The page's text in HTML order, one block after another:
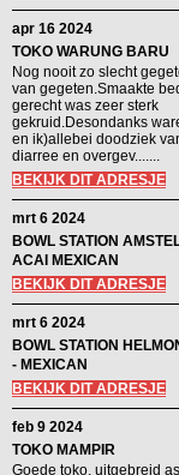
apr 16 2024
TOKO WARUNG BARU
Nog nooit zo slecht
van gegeten.Smaakte
gerecht was zeer sterk
gekruid.Desondanks
en ik)allebei doodziek
diarree en overgev.......
BEKIJK DIT ADRESJE
mrt 6 2024
BOWL STATION
ACAI MEXICAN
BEKIJK DIT ADRESJE
mrt 6 2024
BOWL STATION
- MEXICAN
BEKIJK DIT ADRESJE
feb 9 2024
TOKO MAMPIR
Goede toko, uitgebreid